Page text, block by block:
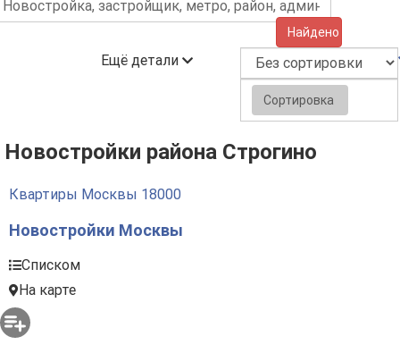
Найдено (2)
Ещё детали
Сортировка
Новостройки района Строгино
Квартиры Москвы 18000
Новостройки Москвы
Списком
На карте